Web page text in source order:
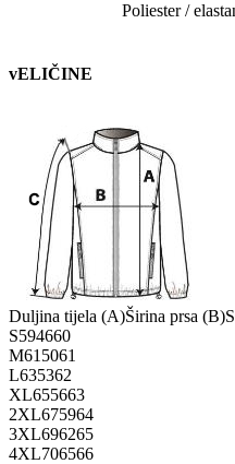
Poliester /
vELIČINE
Duljina tijela (A)Širina prsa (B)
S594660
M61 5061
L635362
XL655663
2XL675964
3XL696265
4XL706566